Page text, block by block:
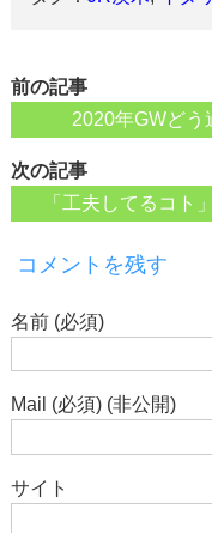
前の記事
2020年GWどう
次の記事
「工夫してるコト
コメントを残す
名前 (必須)
Mail (必須) (非公開)
サイト